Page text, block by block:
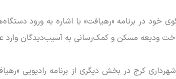
خود در برنامه «رهیافت» با اشاره به ورود
ودیعه مسکن و کمک‌رسانی به آسیب‌دیدگان وارد